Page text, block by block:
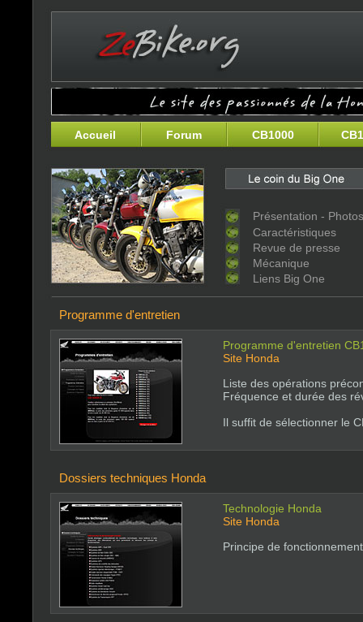
Accueil Forum CB1000
Présentation - Photos
Caractéristiques
Revue de presse
Mécanique
Liens Big One
Programme d'entretien
Programme d'entretien
Site Honda
Liste des opérations
Fréquence et durée des
Il suffit de sélectionner le
Dossiers techniques Honda
Technologie Honda
Site Honda
Principe de